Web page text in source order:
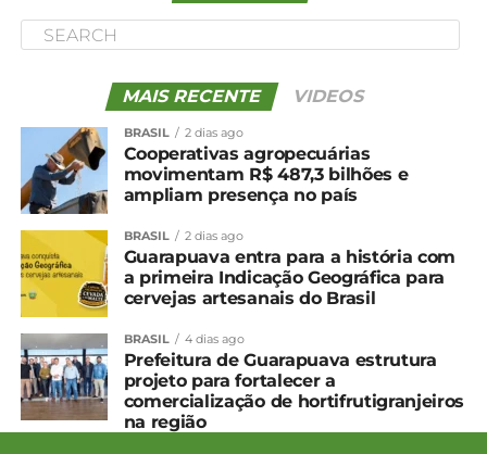
MAIS RECENTE VIDEOS
BRASIL 2 dias ago
Cooperativas agropecuárias
movimentam R$ 487,3 bilhões e
ampliam presença no país
BRASIL 2 dias ago
Guarapuava entra para a história com
a primeira Indicação Geográfica para
cervejas artesanais do Brasil
BRASIL 4 dias ago
Prefeitura de Guarapuava estrutura
projeto para fortalecer a
comercialização de hortifrutigranjeiros
na região